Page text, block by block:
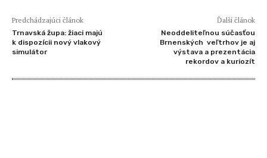
Predchádzajúci článok
Trnavská župa: žiaci majú
k dispozícii nový vlakový
simulátor
Ďalší článok
Neoddeliteľnou súčasťou
Brnenských veľtrhov je aj
výstava a prezentácia
rekordov a kuriozít